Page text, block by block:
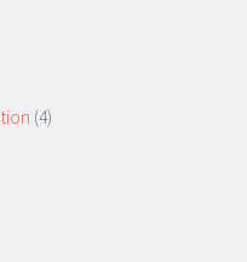
(4)